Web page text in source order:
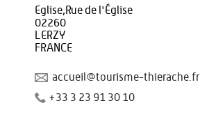
Eglise,Rue de l'Église
02260
LERZY
FRANCE
accueil@tourisme-thierache.fr
+33 3 23 91 30 10